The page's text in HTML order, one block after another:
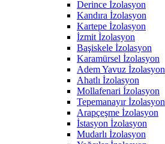
Derince İzolasyon
Kandıra İzolasyon
Kartepe İzolasyon
İzmit İzolasyon
Başiskele İzolasyon
Karamürsel İzolasyon
Adem Yavuz İzolasyon
Ahatlı İzolasyon
Mollafenari İzolasyon
Tepemanayır İzolasyon
Arapçeşme İzolasyon
İstasyon İzolasyon
Mudarlı İzolasyon